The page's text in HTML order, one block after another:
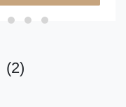
(2)